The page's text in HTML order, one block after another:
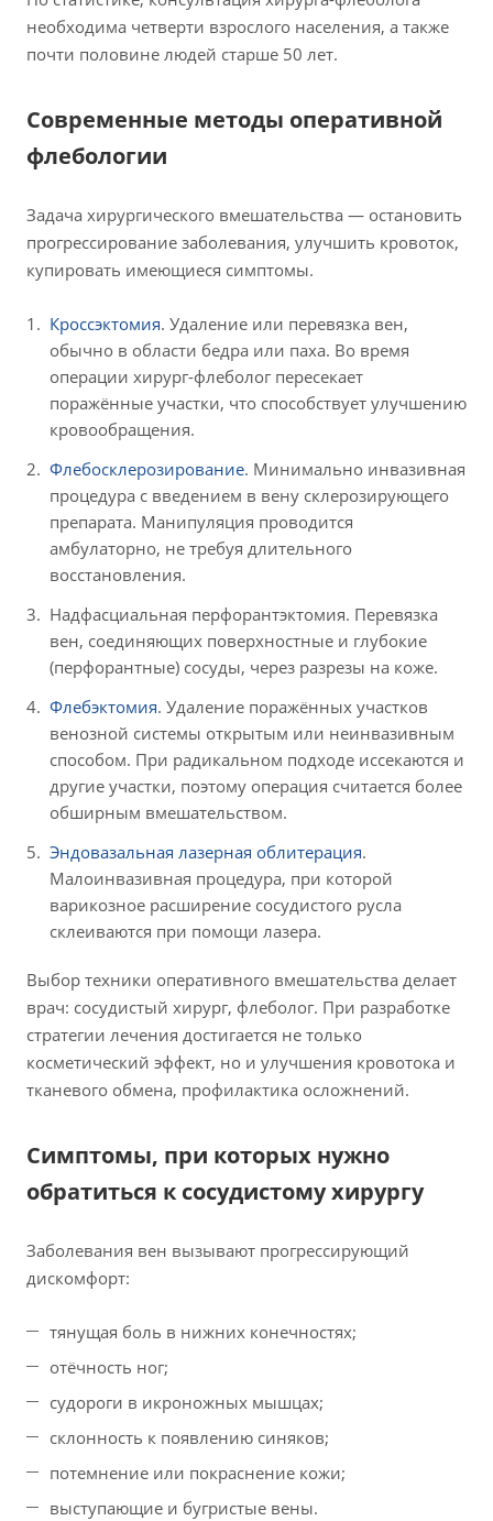
необходима четверти взрослого населения, а также
почти половине людей старше 50 лет.
Современные методы оперативной
флебологии
Задача хирургического вмешательства — остановить
прогрессирование заболевания, улучшить кровоток,
купировать имеющиеся симптомы.
Кроссэктомия. Удаление или перевязка вен,
обычно в области бедра или паха. Во время
операции хирург-флеболог пересекает
поражённые участки, что способствует улучшению
кровообращения.
Флебосклерозирование. Минимально инвазивная
процедура с введением в вену склерозирующего
препарата. Манипуляция проводится
амбулаторно, не требуя длительного
восстановления.
Надфасциальная перфорантэктомия. Перевязка
вен, соединяющих поверхностные и глубокие
(перфорантные) сосуды, через разрезы на коже.
Флебэктомия. Удаление поражённых участков
венозной системы открытым или неинвазивным
способом. При радикальном подходе иссекаются и
другие участки, поэтому операция считается более
обширным вмешательством.
Эндовазальная лазерная облитерация.
Малоинвазивная процедура, при которой
варикозное расширение сосудистого русла
склеиваются при помощи лазера.
Выбор техники оперативного вмешательства делает
врач: сосудистый хирург, флеболог. При разработке
стратегии лечения достигается не только
косметический эффект, но и улучшения кровотока и
тканевого обмена, профилактика осложнений.
Симптомы, при которых нужно
обратиться к сосудистому хирургу
Заболевания вен вызывают прогрессирующий
дискомфорт:
тянущая боль в нижних конечностях;
отёчность ног;
судороги в икроножных мышцах;
склонность к появлению синяков;
потемнение или покраснение кожи;
выступающие и бугристые вены.